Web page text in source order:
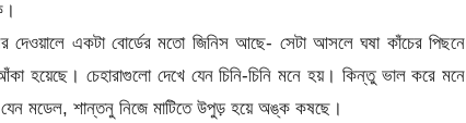
দেওয়ালে একটা বোর্ডের মতো জিনিস আছে- সেটা আসলে ঘষা কাঁচের পিছনে
হয়েছে। চেহারাগুলো দেখে যেন চিনি-চিনি মনে হয়। কিন্তু ভাল করে মনে
মডেল, শান্তনু নিজে মাটিতে উপুড় হয়ে অঙ্ক কষছে।